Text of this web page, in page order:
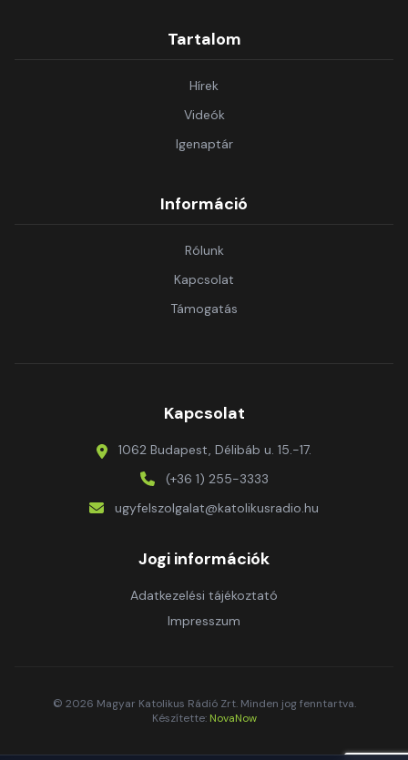
Tartalom
Hírek
Videók
Igenaptár
Információ
Rólunk
Kapcsolat
Támogatás
Kapcsolat
1062 Budapest, Délibáb u. 15.-17.
(+36 1) 255-3333
ugyfelszolgalat@katolikusradio.hu
Jogi információk
Adatkezelési tájékoztató
Impresszum
© 2026 Magyar Katolikus Rádió Zrt. Minden jog fenntartva.
Készítette: NovaNow